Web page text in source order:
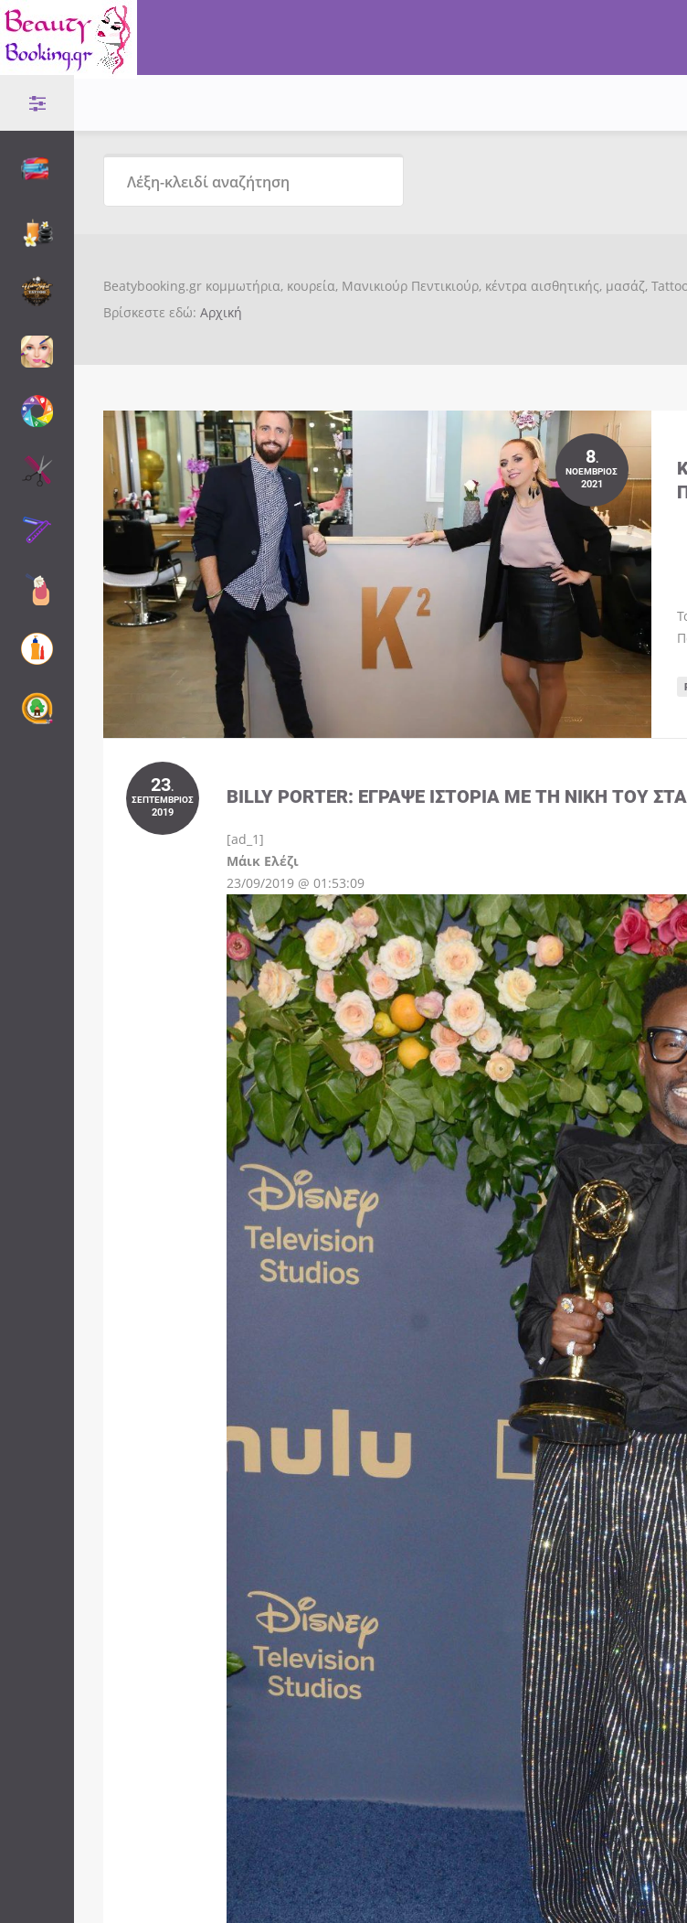
Beatybooking.gr κομμωτήρια, κουρεία, Μανικιούρ Πεντικιούρ, κέντρα αισθητικής, μασάζ,
Βρίσκεστε εδώ: Αρχική
8.
ΝΟΈΜΒΡΙΟΣ
2021
23.
ΣΕΠΤΈΜΒΡΙΟΣ
2019
BILLY PORTER: ΈΓΡΑΨΕ ΙΣΤΟΡΊΑ ΜΕ ΤΗ ΝΊΚΗ ΤΟΥ
[ad_1]
Μάικ ΕλέζιInstagram
23/09/2019 @ 01:53:09